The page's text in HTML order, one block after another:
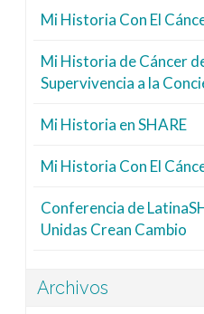
Mi Historia Con El
Mi Historia de Cáncer
Supervivencia a la
Mi Historia en SHARE
Mi Historia Con El
Conferencia de
Unidas Crean Cambio
Archivos